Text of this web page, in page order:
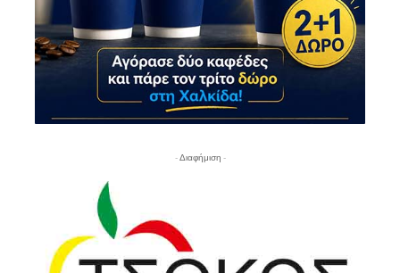
- Διαφήμιση -